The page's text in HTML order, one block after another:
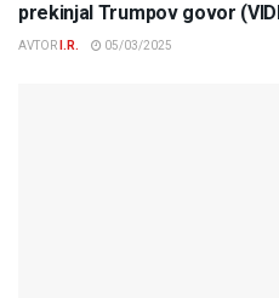
prekinjal Trumpov govor
AVTOR I.R. 05/03/2025